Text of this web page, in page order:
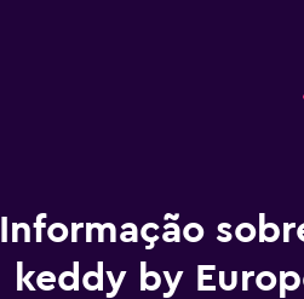
Informação
keddy by